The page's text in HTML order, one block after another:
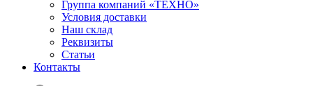
Группа компаний «ТЕХНО»
Условия доставки
Наш склад
Реквизиты
Статьи
Контакты